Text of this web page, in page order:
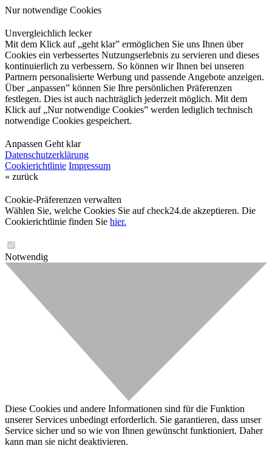
Nur notwendige Cookies
Unvergleichlich lecker
Mit dem Klick auf „geht klar” ermöglichen Sie uns Ihnen über
Cookies ein verbessertes Nutzungserlebnis zu servieren und dieses
kontinuierlich zu verbessern. So können wir Ihnen bei unseren
Partnern personalisierte Werbung und passende Angebote anzeigen.
Über „anpassen” können Sie Ihre persönlichen Präferenzen
festlegen. Dies ist auch nachträglich jederzeit möglich. Mit dem
Klick auf „Nur notwendige Cookies” werden lediglich technisch
notwendige Cookies gespeichert.
Anpassen Geht klar
Datenschutzerklärung
Cookierichtlinie Impressum
« zurück
Cookie-Präferenzen verwalten
Wählen Sie, welche Cookies Sie auf check24.de akzeptieren. Die
Cookierichtlinie finden Sie hier.
Notwendig
Diese Cookies und andere Informationen sind für die Funktion
unserer Services unbedingt erforderlich. Sie garantieren, dass unser
Service sicher und so wie von Ihnen gewünscht funktioniert. Daher
kann man sie nicht deaktivieren.